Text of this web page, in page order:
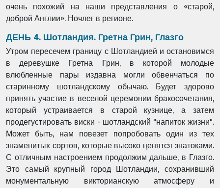
очень похожий на наши представления о «старой,
доброй Англии». Ночлег в регионе.
ДЕНЬ 4. Шотландия. Гретна Грин, Глазго
Утром пересечем границу с Шотландией и остановимся
в деревушке Гретна Грин, в которой молодые
влюбленные пары издавна могли обвенчаться по
старинному шотландскому обычаю. Будет здорово
принять участие в веселой церемонии бракосочетания,
который устраивается в старой кузнице, а затем
продегустировать виски - шотландский "напиток жизни".
Может быть, нам повезет попробовать один из тех
знаменитых сортов, которые высоко ценятся знатоками.
С отличным настроением продолжим дальше, в Глазго.
Это самый крупный город Шотландии, сохранивший
монументальную викторианскую атмосферу и